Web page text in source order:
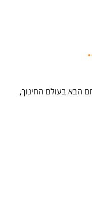
הבא בעולם החינוך,